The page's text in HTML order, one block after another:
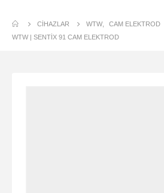
CIHAZLAR WTW
CAM ELEKTROD
WTW | SENTIX 91 CAM ELEKTROD